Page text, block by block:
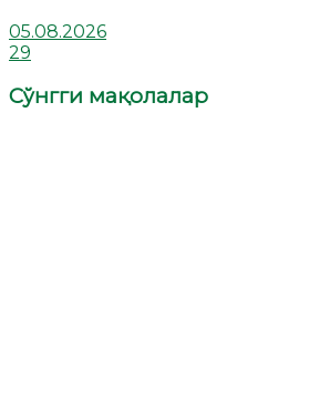
05.08.2026
29
Сўнгги мақолалар